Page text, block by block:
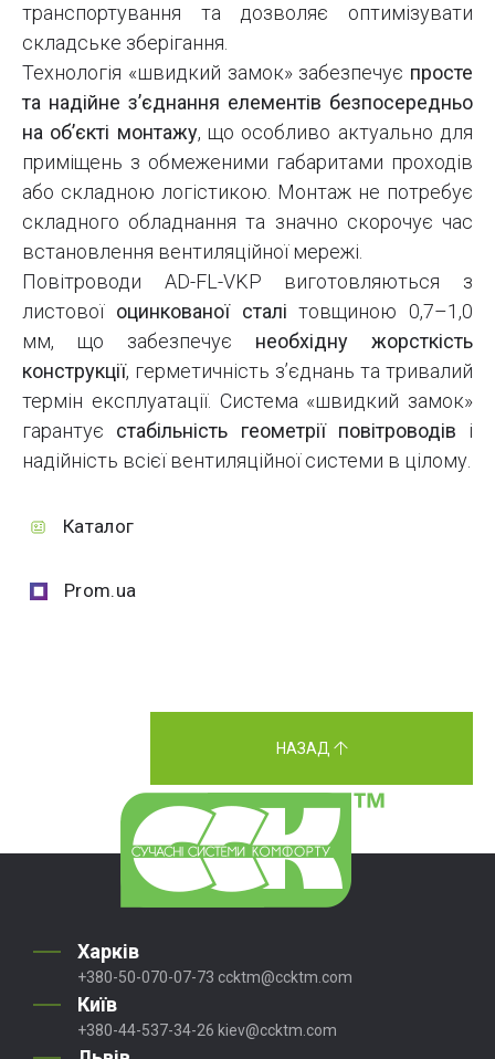
транспортування та дозволяє оптимізувати
складське зберігання.
Технологія «швидкий замок» забезпечує просте
та надійне з’єднання елементів безпосередньо
на об’єкті монтажу, що особливо актуально для
приміщень з обмеженими габаритами проходів
або складною логістикою. Монтаж не потребує
складного обладнання та значно скорочує час
встановлення вентиляційної мережі.
Повітроводи AD-FL-VKP виготовляються з
листової оцинкованої сталітовщиною 0,7–1,0
мм, що забезпечує необхідну жорсткість
конструкції, герметичність з’єднань та тривалий
термін експлуатації. Система «швидкий замок»
гарантує стабільність геометрії повітроводів і
надійність всієї вентиляційної системи в цілому.
Каталог
Prom.ua
НАЗАД
Харків
+380-50-070-07-73 ccktm@ccktm.com
Київ
+380-44-537-34-26 kiev@ccktm.com